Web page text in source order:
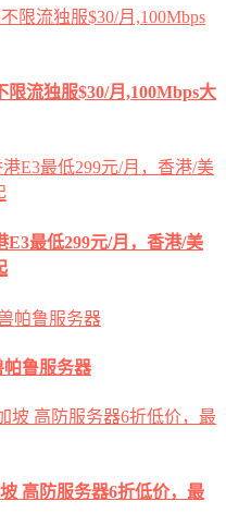
流独服$30/月,100Mbps大
E3最低299元/月，香港/美
鲁服务器
高防服务器6折低价，最